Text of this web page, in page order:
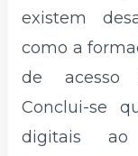
existem
como a
de acesso
Conclui-se
digitais ao